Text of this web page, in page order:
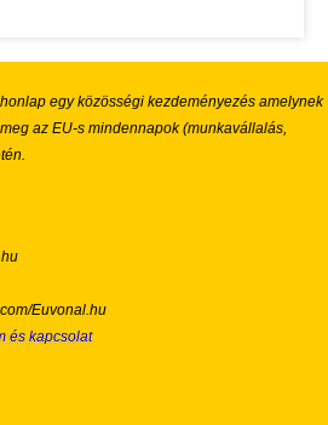
egy közösségi kezdeményezés amelynek
az EU-s mindennapok (munkavállalás,
Euvonal.hu
és kapcsolat